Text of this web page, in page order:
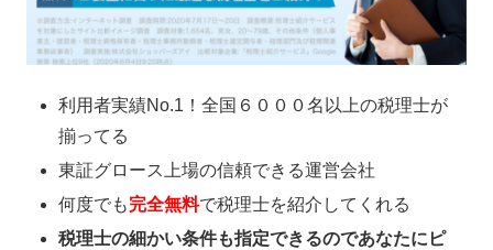
利用者実績No.1！全国６０００名以上の税理士が
揃ってる
東証グロース上場の信頼できる運営会社
何度でも完全無料で税理士を紹介してくれる
税理士の細かい条件も指定できるのであなたにピ